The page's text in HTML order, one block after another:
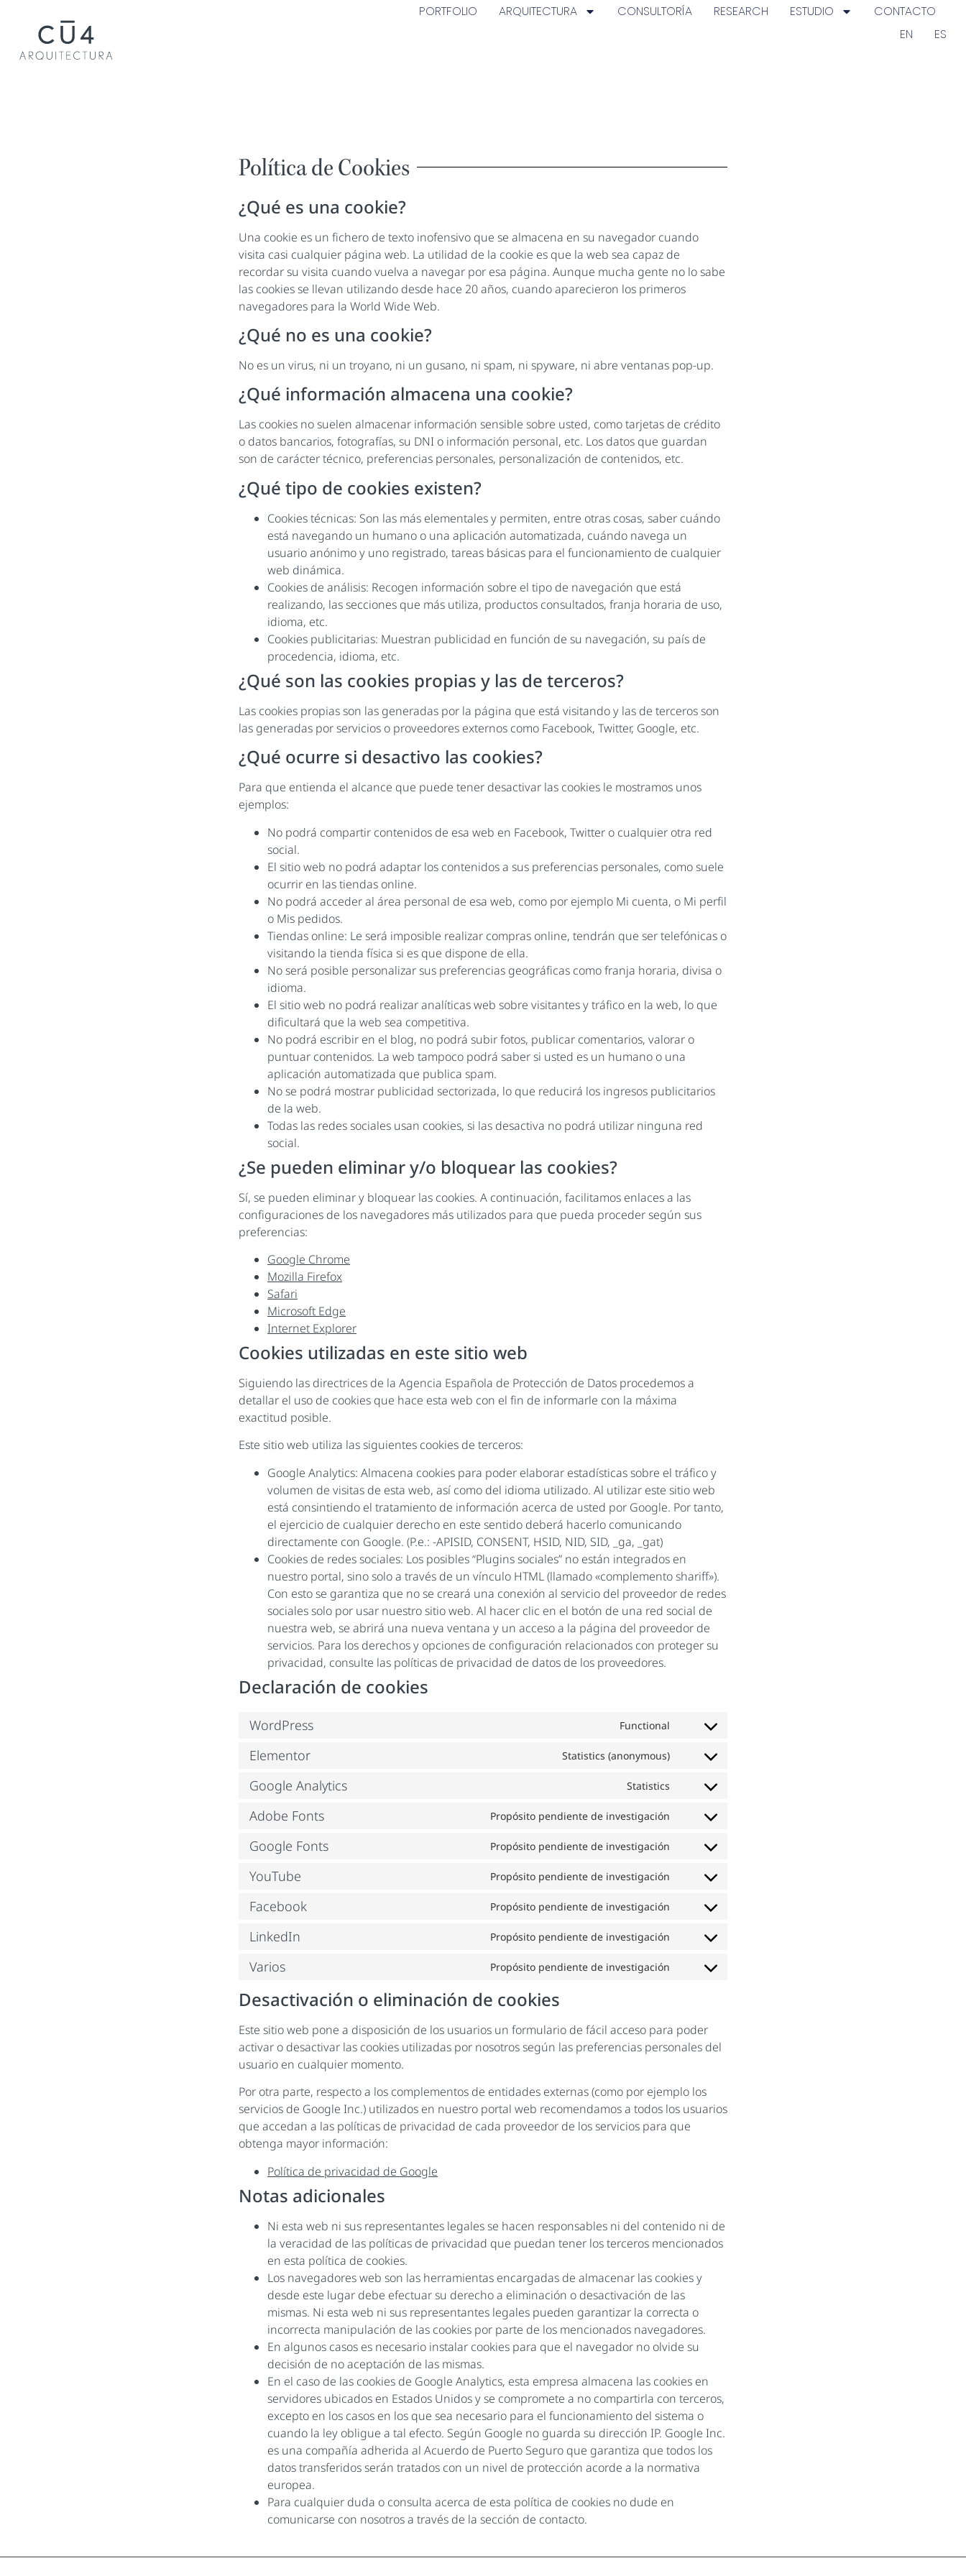
PORTFOLIO ARQUITECTURA CONSULTORÍA RESEARCH ESTUDIO
CONTACTO
EN
ES
Política de Cookies
¿Qué es una cookie?
Una cookie es un fichero de texto inofensivo que se almacena en su navegador cuando
visita casi cualquier página web. La utilidad de la cookie es que la web sea capaz de
recordar su visita cuando vuelva a navegar por esa página. Aunque mucha gente no lo sabe
las cookies se llevan utilizando desde hace 20 años, cuando aparecieron los primeros
navegadores para la World Wide Web.
¿Qué no es una cookie?
No es un virus, ni un troyano, ni un gusano, ni spam, ni spyware, ni abre ventanas pop-up.
¿Qué información almacena una cookie?
Las cookies no suelen almacenar información sensible sobre usted, como tarjetas de crédito
o datos bancarios, fotografías, su DNI o información personal, etc. Los datos que guardan
son de carácter técnico, preferencias personales, personalización de contenidos, etc.
¿Qué tipo de cookies existen?
Cookies técnicas: Son las más elementales y permiten, entre otras cosas, saber cuándo
está navegando un humano o una aplicación automatizada, cuándo navega un
usuario anónimo y uno registrado, tareas básicas para el funcionamiento de cualquier
web dinámica.
Cookies de análisis: Recogen información sobre el tipo de navegación que está
realizando, las secciones que más utiliza, productos consultados, franja horaria de uso,
idioma, etc.
Cookies publicitarias: Muestran publicidad en función de su navegación, su país de
procedencia, idioma, etc.
¿Qué son las cookies propias y las de terceros?
Las cookies propias son las generadas por la página que está visitando y las de terceros son
las generadas por servicios o proveedores externos como Facebook, Twitter, Google, etc.
¿Qué ocurre si desactivo las cookies?
Para que entienda el alcance que puede tener desactivar las cookies le mostramos unos
ejemplos:
No podrá compartir contenidos de esa web en Facebook, Twitter o cualquier otra red
social.
El sitio web no podrá adaptar los contenidos a sus preferencias personales, como suele
ocurrir en las tiendas online.
No podrá acceder al área personal de esa web, como por ejemplo Mi cuenta, o Mi perfil
o Mis pedidos.
Tiendas online: Le será imposible realizar compras online, tendrán que ser telefónicas o
visitando la tienda física si es que dispone de ella.
No será posible personalizar sus preferencias geográficas como franja horaria, divisa o
idioma.
El sitio web no podrá realizar analíticas web sobre visitantes y tráfico en la web, lo que
dificultará que la web sea competitiva.
No podrá escribir en el blog, no podrá subir fotos, publicar comentarios, valorar o
puntuar contenidos. La web tampoco podrá saber si usted es un humano o una
aplicación automatizada que publica spam.
No se podrá mostrar publicidad sectorizada, lo que reducirá los ingresos publicitarios
de la web.
Todas las redes sociales usan cookies, si las desactiva no podrá utilizar ninguna red
social.
¿Se pueden eliminar y/o bloquear las cookies?
Sí, se pueden eliminar y bloquear las cookies. A continuación, facilitamos enlaces a las
configuraciones de los navegadores más utilizados para que pueda proceder según sus
preferencias:
Google Chrome
Mozilla Firefox
Safari
Microsoft Edge
Internet Explorer
Cookies utilizadas en este sitio web
Siguiendo las directrices de la Agencia Española de Protección de Datos procedemos a
detallar el uso de cookies que hace esta web con el fin de informarle con la máxima
exactitud posible.
Este sitio web utiliza las siguientes cookies de terceros:
Google Analytics: Almacena cookies para poder elaborar estadísticas sobre el tráfico y
volumen de visitas de esta web, así como del idioma utilizado. Al utilizar este sitio web
está consintiendo el tratamiento de información acerca de usted por Google. Por tanto,
el ejercicio de cualquier derecho en este sentido deberá hacerlo comunicando
directamente con Google. (P.e.: -APISID, CONSENT, HSID, NID, SID, _ga, _gat)
Cookies de redes sociales: Los posibles “Plugins sociales” no están integrados en
nuestro portal, sino solo a través de un vínculo HTML (llamado «complemento shariff»).
Con esto se garantiza que no se creará una conexión al servicio del proveedor de redes
sociales solo por usar nuestro sitio web. Al hacer clic en el botón de una red social de
nuestra web, se abrirá una nueva ventana y un acceso a la página del proveedor de
servicios. Para los derechos y opciones de configuración relacionados con proteger su
privacidad, consulte las políticas de privacidad de datos de los proveedores.
Declaración de cookies
WordPress Functional
Elementor Statistics (anonymous)
Google Analytics Statistics
Adobe Fonts Propósito pendiente de investigación
Google Fonts Propósito pendiente de investigación
YouTube Propósito pendiente de investigación
Facebook Propósito pendiente de investigación
LinkedIn Propósito pendiente de investigación
Varios Propósito pendiente de investigación
Desactivación o eliminación de cookies
Este sitio web pone a disposición de los usuarios un formulario de fácil acceso para poder
activar o desactivar las cookies utilizadas por nosotros según las preferencias personales del
usuario en cualquier momento.
Por otra parte, respecto a los complementos de entidades externas (como por ejemplo los
servicios de Google Inc.) utilizados en nuestro portal web recomendamos a todos los usuarios
que accedan a las políticas de privacidad de cada proveedor de los servicios para que
obtenga mayor información:
Política de privacidad de Google
Notas adicionales
Ni esta web ni sus representantes legales se hacen responsables ni del contenido ni de
la veracidad de las políticas de privacidad que puedan tener los terceros mencionados
en esta política de cookies.
Los navegadores web son las herramientas encargadas de almacenar las cookies y
desde este lugar debe efectuar su derecho a eliminación o desactivación de las
mismas. Ni esta web ni sus representantes legales pueden garantizar la correcta o
incorrecta manipulación de las cookies por parte de los mencionados navegadores.
En algunos casos es necesario instalar cookies para que el navegador no olvide su
decisión de no aceptación de las mismas.
En el caso de las cookies de Google Analytics, esta empresa almacena las cookies en
servidores ubicados en Estados Unidos y se compromete a no compartirla con terceros,
excepto en los casos en los que sea necesario para el funcionamiento del sistema o
cuando la ley obligue a tal efecto. Según Google no guarda su dirección IP. Google Inc.
es una compañía adherida al Acuerdo de Puerto Seguro que garantiza que todos los
datos transferidos serán tratados con un nivel de protección acorde a la normativa
europea.
Para cualquier duda o consulta acerca de esta política de cookies no dude en
comunicarse con nosotros a través de la sección de contacto.